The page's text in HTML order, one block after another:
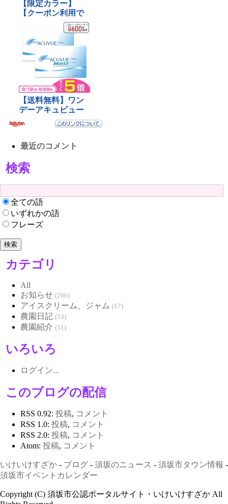
最近のコメント
検索
全ての語
いずれかの語
フレーズ
カテゴリ
All
お知らせ (280)
アイスクリーム、ジャム (17)
農園日記 (53)
農園紹介 (51)
いろいろ
ログイン...
このブログの配信
RSS 0.92: 投稿, コメント
RSS 1.0: 投稿, コメント
RSS 2.0: 投稿, コメント
Atom: 投稿, コメント
いけいけすざか - ブログ - 須坂のニュース - 須坂市タウン情報 -
須坂市イベントカレンダー
Copyright (C) 須坂市公認ポータルサイト・いけいけすざか All